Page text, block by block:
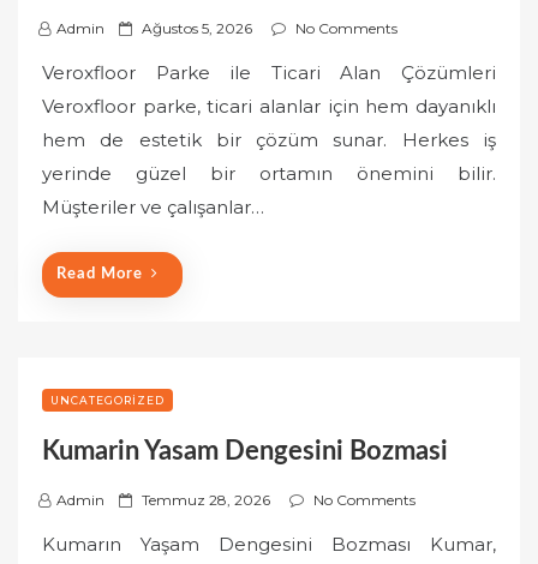
Admin
P
s
t
d
o
Ağustos 5, 2026 No Comments
Veroxfloor Parke ile Ticari Alan Çözümleri
Veroxfloor parke, ticari alanlar için hem dayanıklı
hem de estetik bir çözüm sunar. Herkes iş
yerinde güzel bir ortamın önemini bilir.
Müşteriler ve çalışanlar…
Read More
UNCATEGORIZED
Kumarin Yasam Dengesini Bozmasi
Admin
P Temmuz 28, 2026 No Comments
Kumarın Yaşam Dengesini Bozması Kumar,